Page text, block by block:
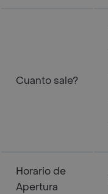
Cuanto sale?
Horario de
Apertura